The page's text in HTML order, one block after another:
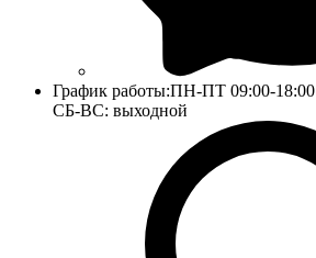
График работы:ПН-ПТ 09:00-18:00
СБ-ВС: выходной